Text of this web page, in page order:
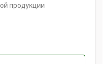
продукции